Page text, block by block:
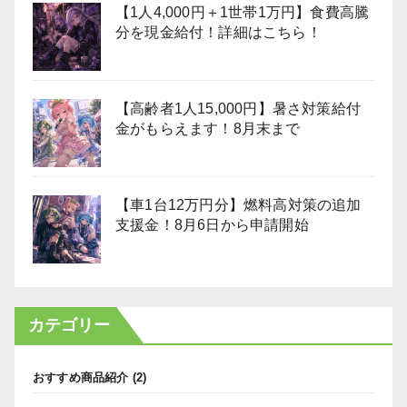
【1人4,000円＋1世帯1万円】食費高騰
分を現金給付！詳細はこちら！
【高齢者1人15,000円】暑さ対策給付
金がもらえます！8月末まで
【車1台12万円分】燃料高対策の追加
支援金！8月6日から申請開始
カテゴリー
おすすめ商品紹介 (2)